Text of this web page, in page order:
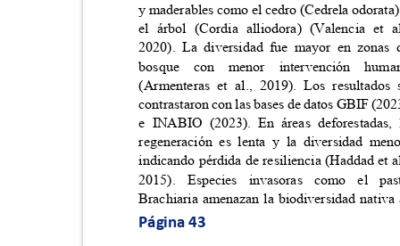
y maderables como el cedro (Cedrela
el árbol (Cordia alliodora) (Valencia
2020). La diversidad fue mayor en
bosque con menor intervención
(Armenteras et al., 2019). Los
contrastaron con las bases de datos GBIF
e INABIO (2023). En áreas
regeneración es lenta y la diversidad
indicando pérdida de resiliencia (Haddad et
2015). Especies invasoras como el
Brachiaria amenazan la biodiversidad
Página 43